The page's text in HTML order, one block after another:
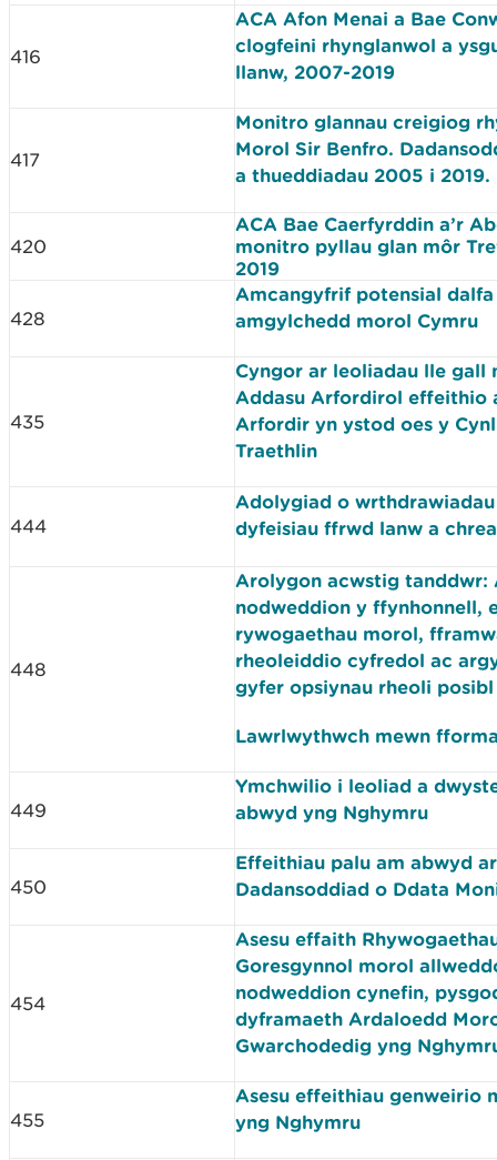
416
ACA Afon Menai a Bae
clogfeini rhynglanwol a
llanw, 2007-2019
417
Monitro glannau creigiog
Morol Sir Benfro.
a thueddiadau 2005 i 2019.
420
ACA Bae Caerfyrddin a’r
monitro pyllau glan môr
2019
428
Amcangyfrif potensial
amgylchedd morol Cymru
435
Cyngor ar leoliadau lle gall
Addasu Arfordirol effeithio
Arfordir yn ystod oes y
Traethlin
444
Adolygiad o
dyfeisiau ffrwd lanw a
448
Arolygon acwstig tanddwr:
nodweddion y ffynhonnell,
rywogaethau morol,
rheoleiddio cyfredol ac
gyfer opsiynau rheoli
Lawrlwythwch mewn
449
Ymchwilio i leoliad a
abwyd yng Nghymru
450
Effeithiau palu am abwyd
Dadansoddiad o Ddata
454
Asesu effaith
Goresgynnol morol
nodweddion cynefin,
dyframaeth Ardaloedd
Gwarchodedig yng
455
Asesu effeithiau genweirio
yng Nghymru